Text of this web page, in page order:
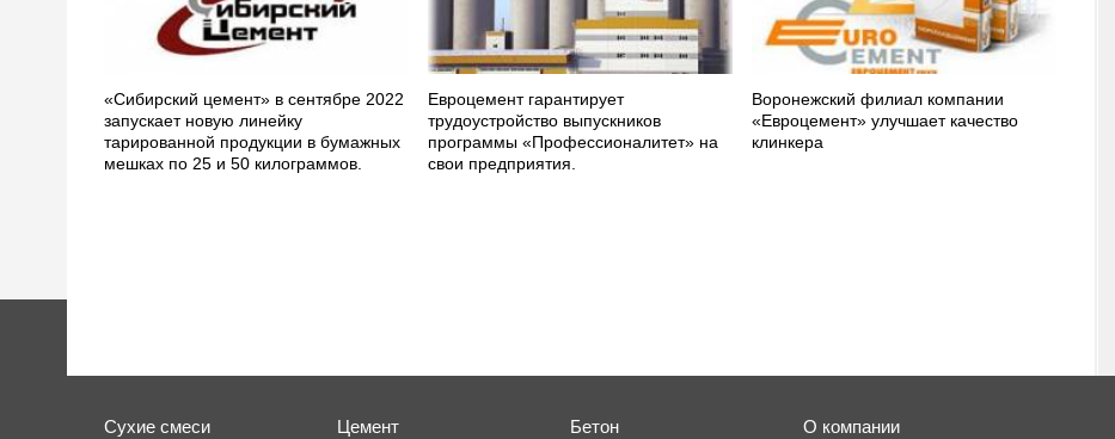
«Сибирский цемент» в сентябре 2022
запускает новую линейку
тарированной продукции в бумажных
мешках по 25 и 50 килограммов.
Евроцемент гарантирует
трудоустройство выпускников
программы «Профессионалитет» на
свои предприятия.
Воронежский филиал компании
«Евроцемент» улучшает качество
клинкера
Сухие смеси
Цемент
Бетон
О компании